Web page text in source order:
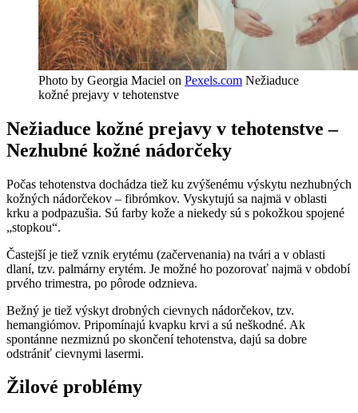
Photo by Georgia Maciel on Pexels.com Nežiaduce
kožné prejavy v tehotenstve
Nežiaduce kožné prejavy v tehotenstve –
Nezhubné kožné nádorčeky
Počas tehotenstva dochádza tiež ku zvýšenému výskytu nezhubných
kožných nádorčekov – fibrómkov. Vyskytujú sa najmä v oblasti
krku a podpazušia. Sú farby kože a niekedy sú s pokožkou spojené
„stopkou“.
Častejší je tiež vznik erytému (začervenania) na tvári a v oblasti
dlaní, tzv. palmárny erytém. Je možné ho pozorovať najmä v období
prvého trimestra, po pôrode odznieva.
Bežný je tiež výskyt drobných cievnych nádorčekov, tzv.
hemangiómov. Pripomínajú kvapku krvi a sú neškodné. Ak
spontánne nezmiznú po skončení tehotenstva, dajú sa dobre
odstrániť cievnymi lasermi.
Žilové problémy